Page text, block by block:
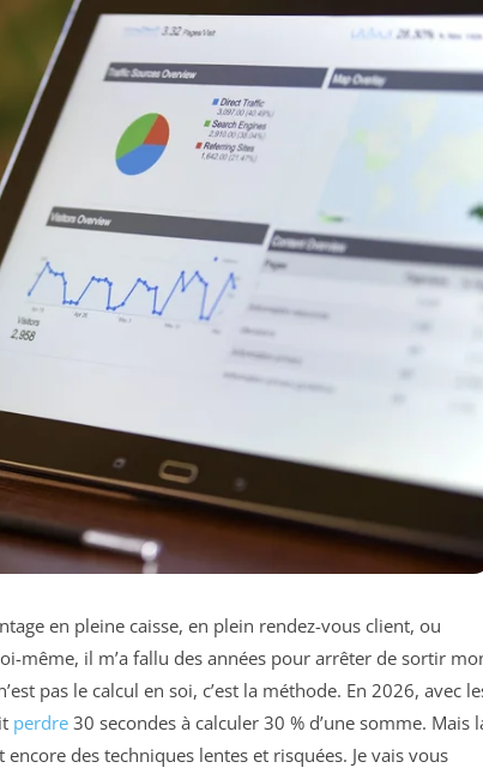
en pleine caisse, en plein rendez-vous client, ou
même, il m’a fallu des années pour arrêter de sortir
pas le calcul en soi, c’est la méthode. En 2026, avec
perdre 30 secondes à calculer 30 % d’une somme. Mais
des techniques lentes et risquées. Je vais vous